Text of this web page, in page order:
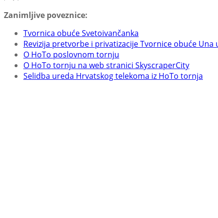
Zanimljive poveznice:
Tvornica obuće Svetoivančanka
Revizija pretvorbe i privatizacije Tvornice obuće Una
O HoTo poslovnom tornju
O HoTo tornju na web stranici SkyscraperCity
Selidba ureda Hrvatskog telekoma iz HoTo tornja